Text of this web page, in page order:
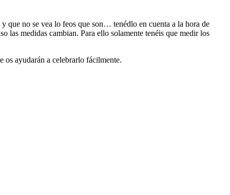
que no se vea lo feos que son… tenédlo en cuenta a la hora de
las medidas cambian. Para ello solamente tenéis que medir los
os ayudarán a celebrarlo fácilmente.